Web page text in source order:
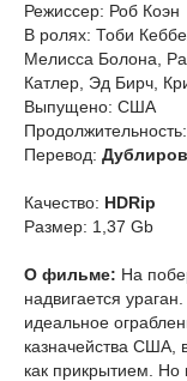
Режиссер: Роб Коэн
В ролях: Тоби
Мелисса Болона,
Катлер, Эд Бирч,
Выпущено: США
Перевод:
Качество: HDRip
Размер: 1,37 Gb
О фильме: На
надвигается
идеальное
казначейства США,
как прикрытием. Но